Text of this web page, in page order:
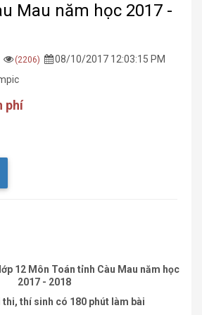
Mau năm học 2017 -
(2206)
08/10/2017 12:03:15 PM
phí
12 Môn Toán tỉnh Càu Mau năm học
2017 - 2018
thi, thí sinh có 180 phút làm bài